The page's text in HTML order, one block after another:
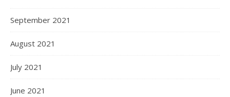
September 2021
August 2021
July 2021
June 2021